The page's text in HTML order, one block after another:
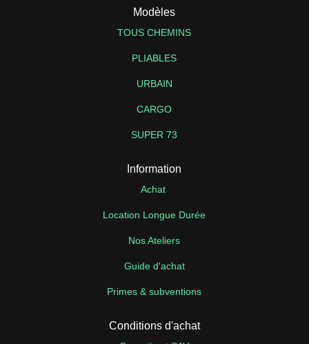
Modèles
TOUS CHEMINS
PLIABLES
URBAIN
CARGO
SUPER 73
Information
Achat
Location Longue Durée
Nos Ateliers
Guide d'achat
Primes & subventions
Conditions d'achat